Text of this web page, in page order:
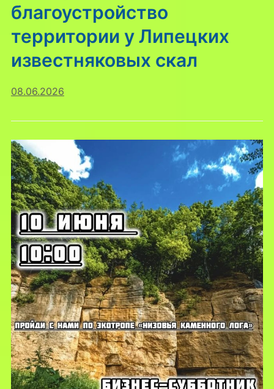
благоустройство
территории у Липецких
известняковых скал
08.06.2026